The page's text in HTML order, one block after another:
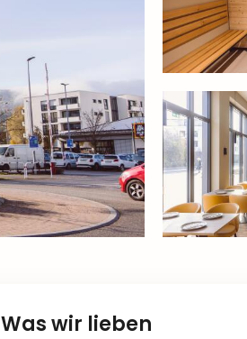
Was wir lieben